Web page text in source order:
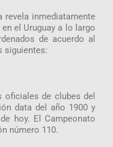
revela inmediatamente
el Uruguay a lo largo
de acuerdo al
siguientes:
de clubes del
data del año 1900 y
hoy. El Campeonato
número 110.